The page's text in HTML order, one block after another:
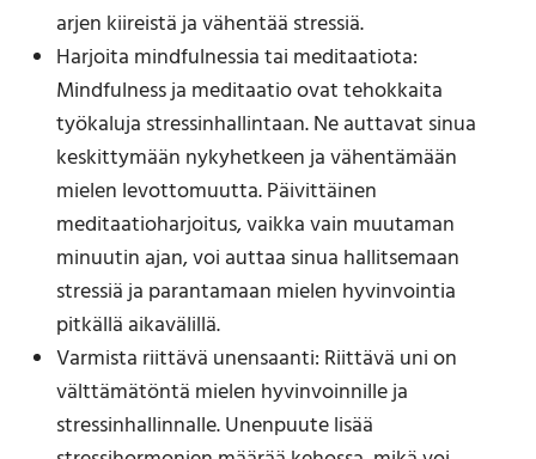
arjen kiireistä ja vähentää stressiä.
Harjoita mindfulnessia tai meditaatiota:
Mindfulness ja meditaatio ovat tehokkaita
työkaluja stressinhallintaan. Ne auttavat sinua
keskittymään nykyhetkeen ja vähentämään
mielen levottomuutta. Päivittäinen
meditaatioharjoitus, vaikka vain muutaman
minuutin ajan, voi auttaa sinua hallitsemaan
stressiä ja parantamaan mielen hyvinvointia
pitkällä aikavälillä.
Varmista riittävä unensaanti: Riittävä uni on
välttämätöntä mielen hyvinvoinnille ja
stressinhallinnalle. Unenpuute lisää